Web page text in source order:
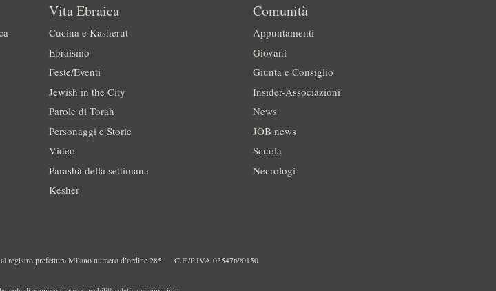
Vita Ebraica
Cucina e Kasherut
Ebraismo
Feste/Eventi
Jewish in the City
Parole di Torah
Personaggi e Storie
Video
Parashà della settimana
Kesher
Comunità
Appuntamenti
Giovani
Giunta e Consiglio
Insider-Associazioni
News
JOB news
Scuola
Necrologi
registro prefettura Milano numero d’ordine 285 C.F./P.IVA 03547690150